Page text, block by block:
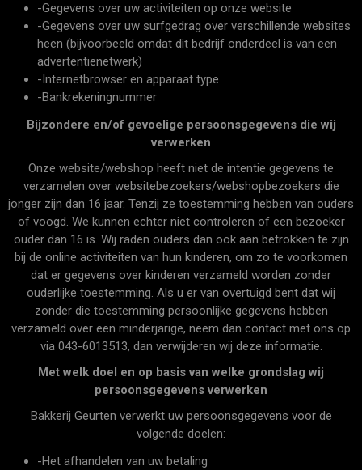
-Gegevens over uw activiteiten op onze website
-Gegevens over uw surfgedrag over verschillende websites
heen (bijvoorbeeld omdat dit bedrijf onderdeel is van een
advertentienetwerk)
-Internetbrowser en apparaat type
-Bankrekeningnummer
Bijzondere en/of gevoelige persoonsgegevens die wij
verwerken
Onze website/webshop heeft niet de intentie gegevens te
verzamelen over websitebezoekers/webshopbezoekers die
jonger zijn dan 16 jaar. Tenzij ze toestemming hebben van ouders
of voogd. We kunnen echter niet controleren of een bezoeker
ouder dan 16 is. Wij raden ouders dan ook aan betrokken te zijn
bij de online activiteiten van hun kinderen, om zo te voorkomen
dat er gegevens over kinderen verzameld worden zonder
ouderlijke toestemming. Als u er van overtuigd bent dat wij
zonder die toestemming persoonlijke gegevens hebben
verzameld over een minderjarige, neem dan contact met ons op
via 043-6013513, dan verwijderen wij deze informatie.
Met welk doel en op basis van welke grondslag wij
persoonsgegevens verwerken
Bakkerij Geurten verwerkt uw persoonsgegevens voor de
volgende doelen:
-Het afhandelen van uw betaling